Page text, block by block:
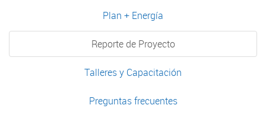
Plan + Energía
Reporte de Proyecto
Talleres y Capacitación
Preguntas frecuentes